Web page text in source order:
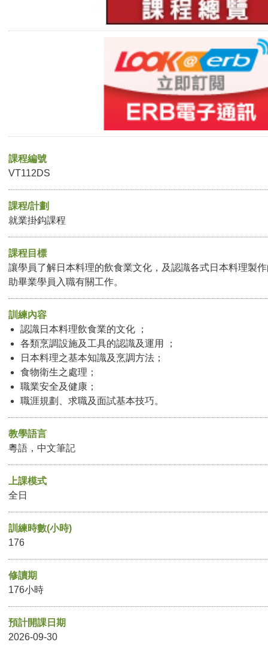
課程編號
VT112DS
課程/計劃
就業掛鈎課程
課程目標
讓學員了解日本料理的飲食業文化，及認識各式日本料理製
助畢業學員入職有關工作。
訓練內容
認識日本料理飲食業的文化 ；
各類烹調設施及工具的認識及運用 ；
日本料理之基本知識及烹調方法；
食物衛生之處理；
職業安全及健康；
職涯規劃、求職及面試基本技巧。
教學語言
粵語，中文筆記
上課模式
全日
訓練時數(小時)
176
修讀期
176小時
預計開課日期
2026-09-30